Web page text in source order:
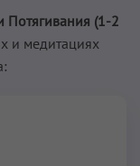
Потягивания (1-2
и медитациях